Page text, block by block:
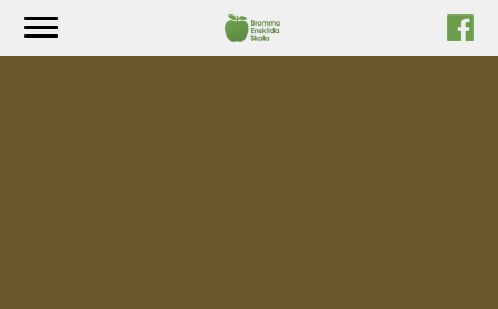
Hoppa